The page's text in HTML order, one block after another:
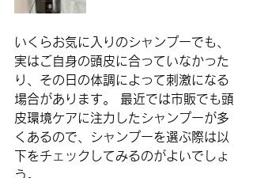
いくらお気に入りのシャンプーでも、
実はご自身の頭皮に合っていなかった
り、その日の体調によって刺激になる
場合があります。 最近では市販でも頭
皮環境ケアに注力したシャンプーが多
くあるので、シャンプーを選ぶ際は以
下をチェックしてみるのがよいでしょ
う。